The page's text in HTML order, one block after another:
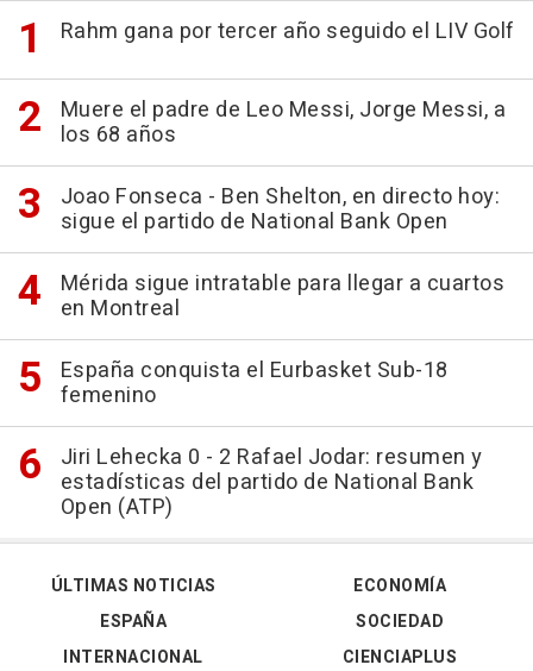
Rahm gana por tercer año seguido el LIV Golf
Muere el padre de Leo Messi, Jorge Messi, a
los 68 años
Joao Fonseca - Ben Shelton, en directo hoy:
sigue el partido de National Bank Open
Mérida sigue intratable para llegar a cuartos
en Montreal
España conquista el Eurbasket Sub-18
femenino
Jiri Lehecka 0 - 2 Rafael Jodar: resumen y
estadísticas del partido de National Bank
Open (ATP)
ÚLTIMAS NOTICIAS
ESPAÑA
INTERNACIONAL
ECONOMÍA
SOCIEDAD
CIENCIAPLUS